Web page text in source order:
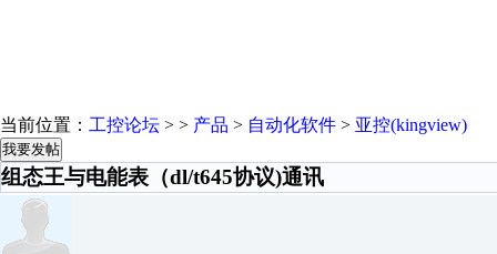
当前位置： 工控论坛 > > 产品 > 自动化软件 > 亚控(kingview)
我要发帖
组态王与电能表（dl/t645协议)通讯